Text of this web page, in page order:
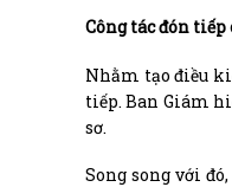
Công tác đón
Nhằm tạo điều
tiếp. Ban Giám
sơ.
Song song với